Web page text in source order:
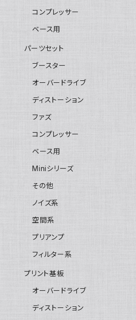
コンプレッサー
ベース用
パーツセット
ブースター
オーバードライブ
ディストーション
ファズ
コンプレッサー
ベース用
Miniシリーズ
その他
ノイズ系
空間系
プリアンプ
フィルター系
プリント基板
オーバードライブ
ディストーション